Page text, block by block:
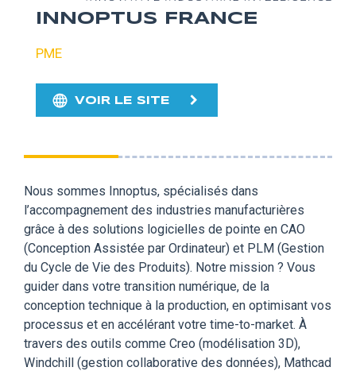
INNOPTUS FRANCE
PME
VOIR LE SITE
Nous sommes Innoptus, spécialisés dans
l’accompagnement des industries manufacturières
grâce à des solutions logicielles de pointe en CAO
(Conception Assistée par Ordinateur) et PLM (Gestion
du Cycle de Vie des Produits). Notre mission ? Vous
guider dans votre transition numérique, de la
conception technique à la production, en optimisant vos
processus et en accélérant votre time-to-market. À
travers des outils comme Creo (modélisation 3D),
Windchill (gestion collaborative des données), Mathcad